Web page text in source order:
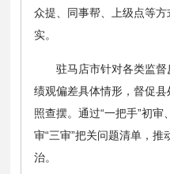
众提、同事帮、上级点等
实。
驻马店市针对各类监
绩观偏差具体情形，督促
照查摆。通过“一把手”初
审“三审”把关问题清单，
治。